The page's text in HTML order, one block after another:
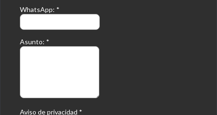
WhatsApp: *
Asunto: *
Aviso de privacidad *